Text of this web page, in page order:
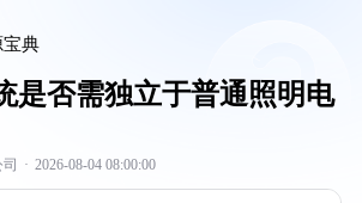
宝典
是否需独立于普通照明电
· 2026-08-04 08:00:00